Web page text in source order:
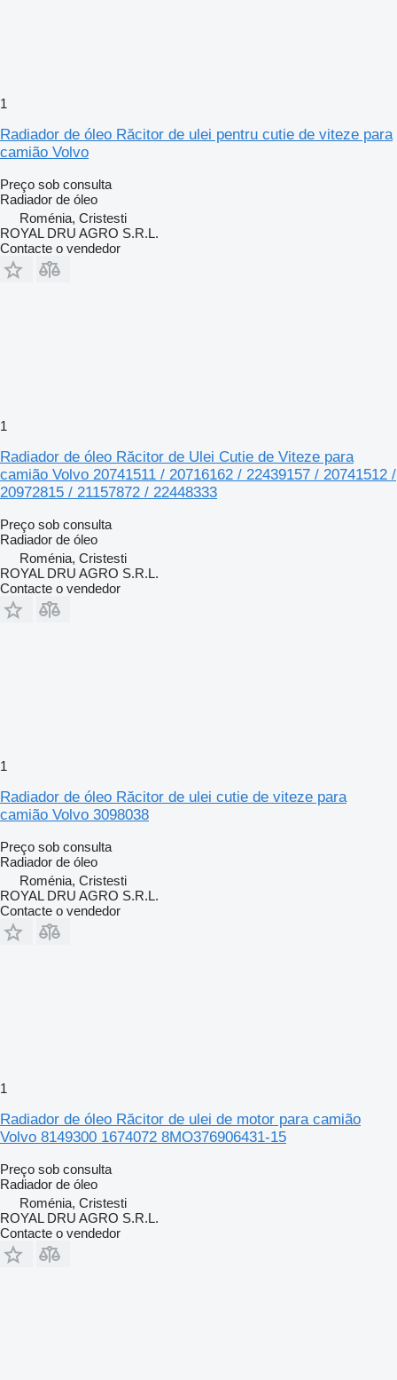
1
Radiador de óleo Răcitor de ulei pentru cutie de viteze para
camião Volvo
Preço sob consulta
Radiador de óleo
Roménia, Cristesti
ROYAL DRU AGRO S.R.L.
Contacte o vendedor
1
Radiador de óleo Răcitor de Ulei Cutie de Viteze para
camião Volvo 20741511 / 20716162 / 22439157 / 20741512 /
20972815 / 21157872 / 22448333
Preço sob consulta
Radiador de óleo
Roménia, Cristesti
ROYAL DRU AGRO S.R.L.
Contacte o vendedor
1
Radiador de óleo Răcitor de ulei cutie de viteze para
camião Volvo 3098038
Preço sob consulta
Radiador de óleo
Roménia, Cristesti
ROYAL DRU AGRO S.R.L.
Contacte o vendedor
1
Radiador de óleo Răcitor de ulei de motor para camião
Volvo 8149300 1674072 8MO376906431-15
Preço sob consulta
Radiador de óleo
Roménia, Cristesti
ROYAL DRU AGRO S.R.L.
Contacte o vendedor